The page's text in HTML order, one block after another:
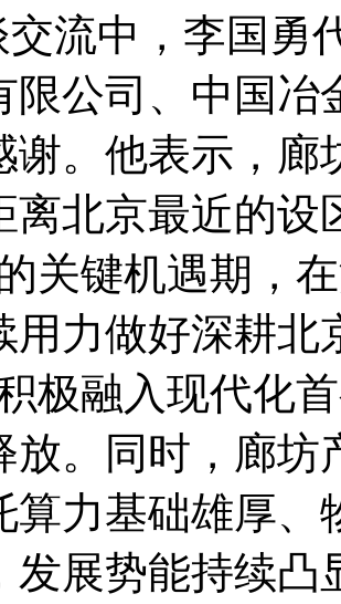
流中，李国勇
限公司、中国冶
谢。他表示，廊
离北京最近的设
关键机遇期，
用力做好深耕北
极融入现代化
放。同时，廊
算力基础雄厚
发展势能持续